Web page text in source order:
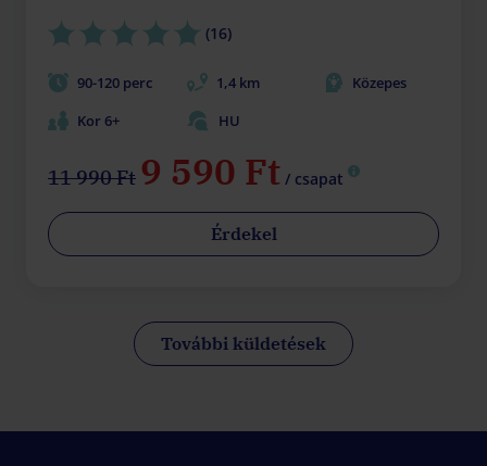
(16)
90-120 perc 1,4 km
Közepes
Kor 6+
HU
11 990 Ft 9 590 Ft / csapat
Érdekel
További küldetések